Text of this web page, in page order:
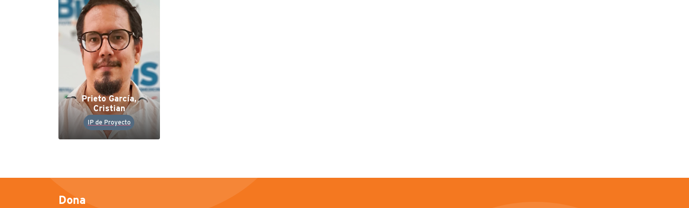
Prieto García,
Cristian
IP de Proyecto
Dona